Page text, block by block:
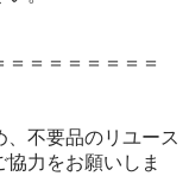
＝＝＝＝＝＝＝
、不要品のリユース
力をお願いしま